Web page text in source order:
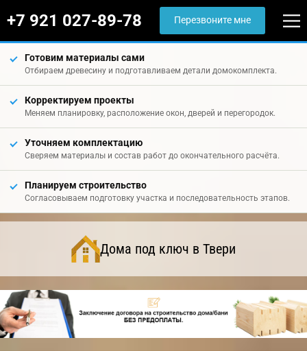
+7 921 027-89-78 Перезвоните мне
Готовим материалы сами
Отбираем древесину и подготавливаем детали домокомплекта.
Корректируем проекты
Меняем планировку, расположение окон, дверей и перегородок.
Уточняем комплектацию
Сверяем материалы и состав работ до окончательного расчёта.
Планируем строительство
Согласовываем подготовку участка и последовательность этапов.
Дома под ключ в Твери